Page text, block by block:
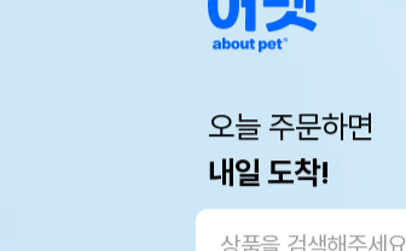
오늘 주문하면
내일 도착!